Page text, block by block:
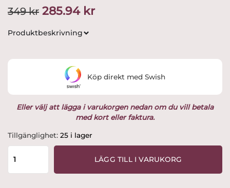
349kr Det
ursprungliga
349 kr.
285.94 krDet
285.94 kr.
Produktbeskrivning
Eller välj att lägga i varukorgen nedan om du vill betala
med kort eller faktura.
Tillgänglighet: 25 i lager
BBQ
Snurrspade
utvald
Glasprinsen
LÄGG TILL I VARUKORG
Köp direkt med Swish